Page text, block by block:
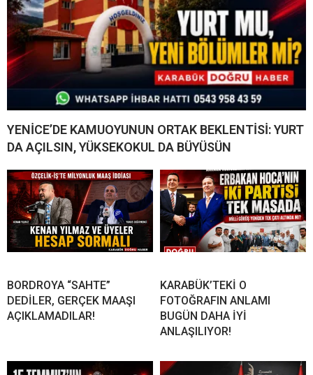
YENİCE’DE KAMUOYUNUN ORTAK BEKLENTİSİ: YURT
DA AÇILSIN, YÜKSEKOKUL DA BÜYÜSÜN
BORDROYA “SAHTE”
DEDİLER, GERÇEK MAAŞI
AÇIKLAMADILAR!
KARABÜK’TEKİ O
FOTOĞRAFIN ANLAMI
BUGÜN DAHA İYİ
ANLAŞILIYOR!